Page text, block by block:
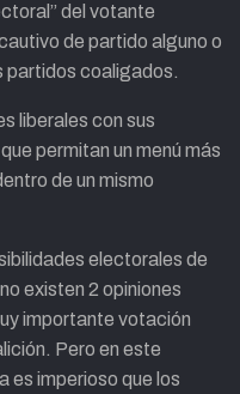
del votante
de partido alguno o
partidos coaligados.
liberales con sus
permitan un menú más
de un mismo
electorales de
existen 2 opiniones
importante votación
Pero en este
es imperioso que los